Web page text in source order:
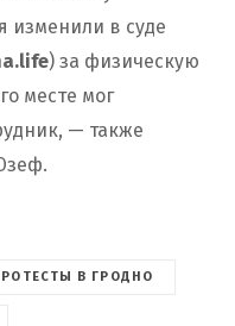
изменили в суде
) за физическую
месте мог
— также
В ГРОДНО